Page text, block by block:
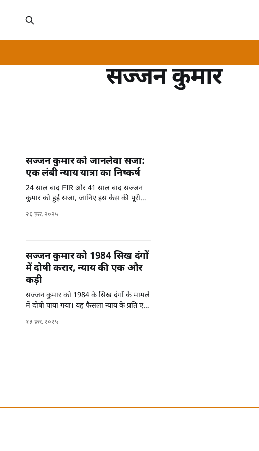
सज्जन कुमार
सज्जन कुमार को जानलेवा सजा:
एक लंबी न्याय यात्रा का निष्कर्ष
24 साल बाद FIR और 41 साल बाद सज्जन
कुमार को हुई सजा, जानिए इस केस की पूरी
२६ फ़र. २०२५
सज्जन कुमार को 1984 सिख दंगों
में दोषी करार, न्याय की एक और
कड़ी
सज्जन कुमार को 1984 के सिख दंगों के मामले
में दोषी पाया गया। यह फैसला न्याय के प्रति एक
१३ फ़र. २०२५